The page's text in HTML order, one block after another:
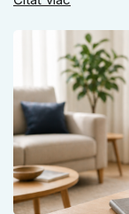
ako vyberať medzi